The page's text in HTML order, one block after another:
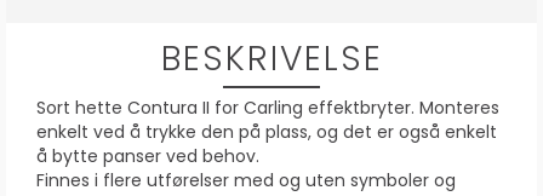
BESKRIVELSE
Sort hette Contura II for Carling effektbryter. Monteres
enkelt ved å trykke den på plass, og det er også enkelt
å bytte panser ved behov.
Finnes i flere utførelser med og uten symboler og